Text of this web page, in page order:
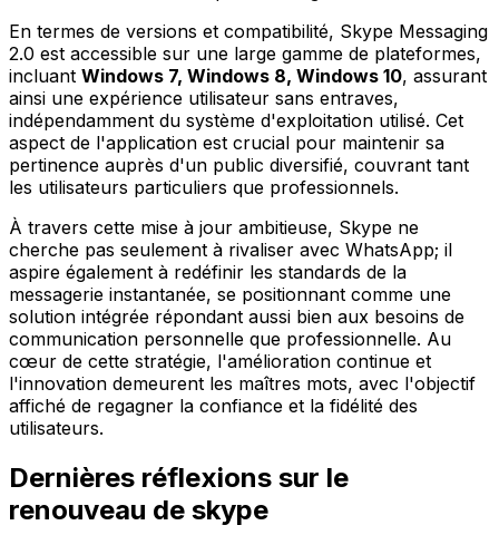
En termes de versions et compatibilité, Skype Messaging
2.0 est accessible sur une large gamme de plateformes,
incluant Windows 7, Windows 8, Windows 10, assurant
ainsi une expérience utilisateur sans entraves,
indépendamment du système d'exploitation utilisé. Cet
aspect de l'application est crucial pour maintenir sa
pertinence auprès d'un public diversifié, couvrant tant
les utilisateurs particuliers que professionnels.
À travers cette mise à jour ambitieuse, Skype ne
cherche pas seulement à rivaliser avec WhatsApp; il
aspire également à redéfinir les standards de la
messagerie instantanée, se positionnant comme une
solution intégrée répondant aussi bien aux besoins de
communication personnelle que professionnelle. Au
cœur de cette stratégie, l'amélioration continue et
l'innovation demeurent les maîtres mots, avec l'objectif
affiché de regagner la confiance et la fidélité des
utilisateurs.
Dernières réflexions sur le
renouveau de skype